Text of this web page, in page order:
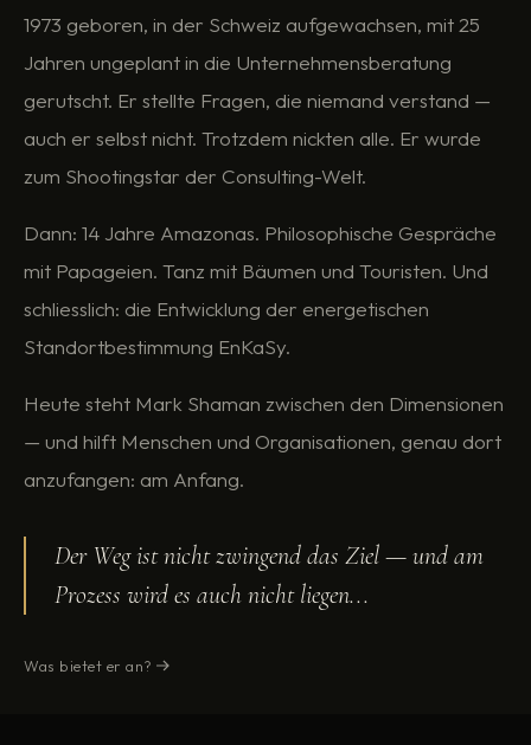
1973 geboren, in der Schweiz aufgewachsen, mit 25
Jahren ungeplant in die Unternehmensberatung
gerutscht. Er stellte Fragen, die niemand verstand —
auch er selbst nicht. Trotzdem nickten alle. Er wurde
zum Shootingstar der Consulting-Welt.
Dann: 14 Jahre Amazonas. Philosophische Gespräche
mit Papageien. Tanz mit Bäumen und Touristen. Und
schliesslich: die Entwicklung der energetischen
Standortbestimmung EnKaSy.
Heute steht Mark Shaman zwischen den Dimensionen
— und hilft Menschen und Organisationen, genau dort
anzufangen: am Anfang.
Der Weg ist nicht zwingend das Ziel — und am
Prozess wird es auch nicht liegen...
Was bietet er an?